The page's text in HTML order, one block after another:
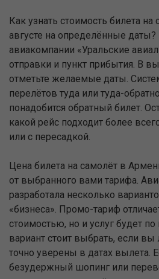
Как узнать стоимость билета
августе на определённые даты?
авиакомпании «Уральские
отправки и пункт прибытия. В
отметьте желаемые даты.
перелётов туда или туда-
понадобится обратный билет.
какой рейс подходит более
или с пересадкой.
Цена билета на самолёт в
от выбранного вами тарифа.
разработала несколько
«бизнеса». Промо-тариф
стоимостью, но и услуг будет
вариант стоит выбрать, если вы
точно уверены в датах вылета.
безудержный шопинг или